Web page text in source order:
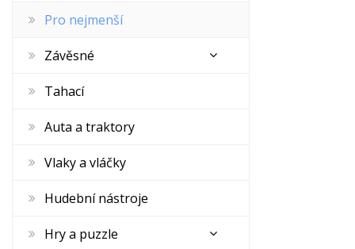
Pro nejmenší
Závěsné
Tahací
Auta a traktory
Vlaky a vláčky
Hudební nástroje
Hry a puzzle